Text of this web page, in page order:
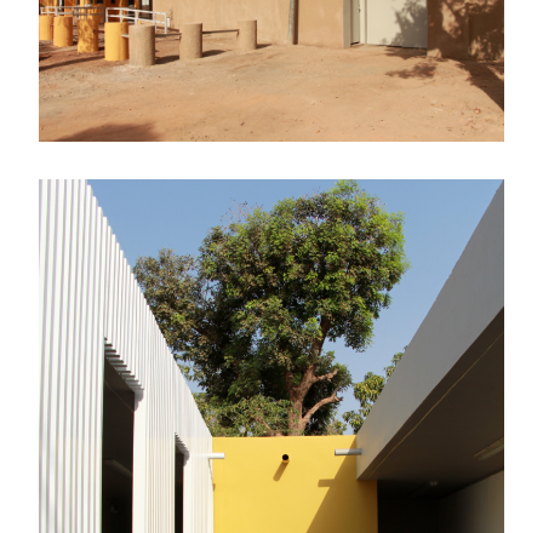
L’ensemble des espaces de travail rayonne autour.
En terme de fonctionnement, la future régie diplomatique est la
rencontre de deux zones, qui dialoguent, tout en se préservant.
D’un côté, la zone agents, accessible depuis la zone sécurisée de
l’ambassade, de l’autre la zone publique, accessible depuis la rue
des guichets sécurisés permettent d’échanger tout en assurant le
degré de sécurité requis pour l’enceinte de l’ambassade.